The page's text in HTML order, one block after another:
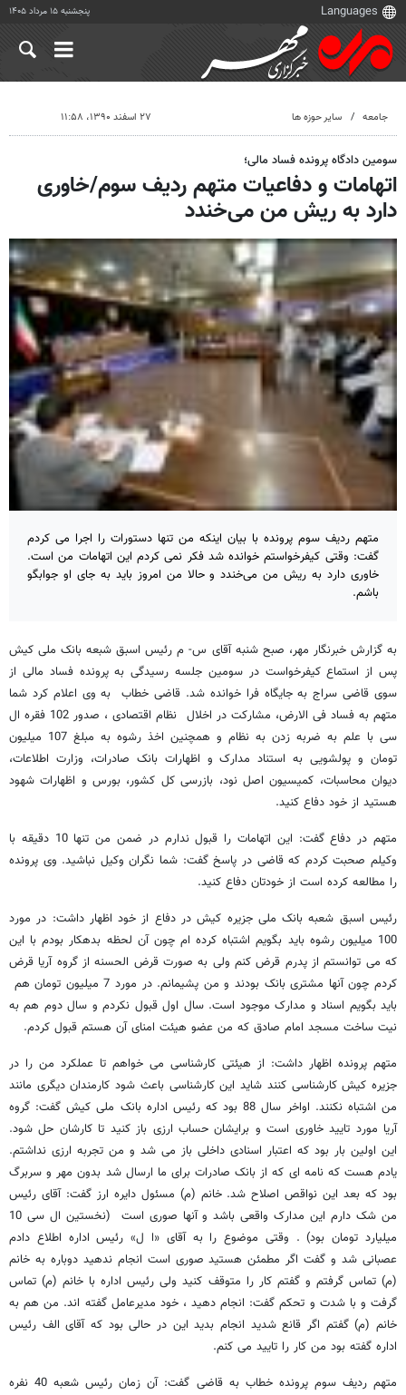
پنجشنبه ۱۵ مرداد ۱۴۰۵
جامعه سایر حوزه ها ۲۷ اسفند ۱۳۹۰، ۱۱:۵۸
سومین دادگاه پرونده فساد مالی؛
اتهامات و دفاعیات متهم ردیف سوم/خاوری
دارد به ریش من می‌خندد
متهم ردیف سوم پرونده با بیان اینکه من تنها دستورات را اجرا می کردم
گفت: وقتی کیفرخواستم خوانده شد فکر نمی کردم این اتهامات من است.
خاوری دارد به ریش من می‌خندد و حالا من امروز باید به جای او جوابگو
باشم.
به گزارش خبرنگار مهر، صبح شنبه آقای س- م رئیس اسبق شبعه بانک ملی کیش
پس از استماع کیفرخواست در سومین جلسه رسیدگی به پرونده فساد مالی از
سوی قاضی سراج به جایگاه فرا خوانده شد. قاضی خطاب به وی اعلام کرد شما
متهم به فساد فی الارض، مشارکت در اخلال نظام اقتصادی ، صدور 102 فقره ال
سی با علم به ضربه زدن به نظام و همچنین اخذ رشوه به مبلغ 107 میلیون
تومان و پولشویی به استناد مدارک و اظهارات بانک صادرات، وزارت اطلاعات،
دیوان محاسبات، کمیسیون اصل نود، بازرسی کل کشور، بورس و اظهارات شهود
هستید از خود دفاع کنید.
متهم در دفاع گفت: این اتهامات را قبول ندارم در ضمن من تنها 10 دقیقه با
وکیلم صحبت کردم که قاضی در پاسخ گفت: شما نگران وکیل نباشید. وی پرونده
را مطالعه کرده است از خودتان دفاع کنید.
رئیس اسبق شعبه بانک ملی جزیره کیش در دفاع از خود اظهار داشت: در مورد
100 میلیون رشوه باید بگویم اشتباه کرده ام چون آن لحظه بدهکار بودم با این
که می توانستم از پدرم قرض کنم ولی به صورت قرض الحسنه از گروه آریا قرض
کردم چون آنها مشتری بانک بودند و من پشیمانم. در مورد 7 میلیون تومان هم
باید بگویم اسناد و مدارک موجود است. سال اول قبول نکردم و سال دوم هم به
نیت ساخت مسجد امام صادق که من عضو هیئت امنای آن هستم قبول کردم.
متهم پرونده اظهار داشت: از هیئتی کارشناسی می خواهم تا عملکرد من را در
جزیره کیش کارشناسی کنند شاید این کارشناسی باعث شود کارمندان دیگری مانند
من اشتباه نکنند. اواخر سال 88 بود که رئیس اداره بانک ملی کیش گفت: گروه
آریا مورد تایید خاوری است و برایشان حساب ارزی باز کنید تا کارشان حل شود.
این اولین بار بود که اعتبار اسنادی داخلی باز می شد و من تجربه ارزی نداشتم.
یادم هست که نامه ای که از بانک صادرات برای ما ارسال شد بدون مهر و سربرگ
بود که بعد این نواقص اصلاح شد. خانم (م) مسئول دایره ارز گفت: آقای رئیس
من شک دارم این مدارک واقعی باشد و آنها صوری است (نخستین ال سی 10
میلیارد تومان بود) . وقتی موضوع را به آقای «ا ل» رئیس اداره اطلاع دادم
عصبانی شد و گفت اگر مطمئن هستید صوری است انجام ندهید دوباره به خانم
(م) تماس گرفتم و گفتم کار را متوقف کنید ولی رئیس اداره با خانم (م) تماس
گرفت و با شدت و تحکم گفت: انجام دهید ، خود مدیرعامل گفته اند. من هم به
خانم (م) گفتم اگر قانع شدید انجام بدید این در حالی بود که آقای الف رئیس
اداره گفته بود من کار را تایید می کنم.
متهم ردیف سوم پرونده خطاب به قاضی گفت: آن زمان رئیس شعبه 40 نفره